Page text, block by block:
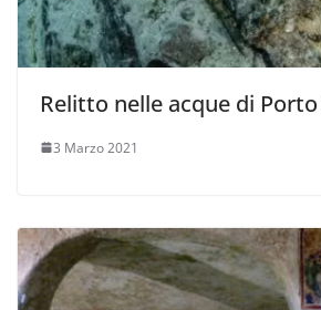
Relitto nelle acque di
3 Marzo 2021